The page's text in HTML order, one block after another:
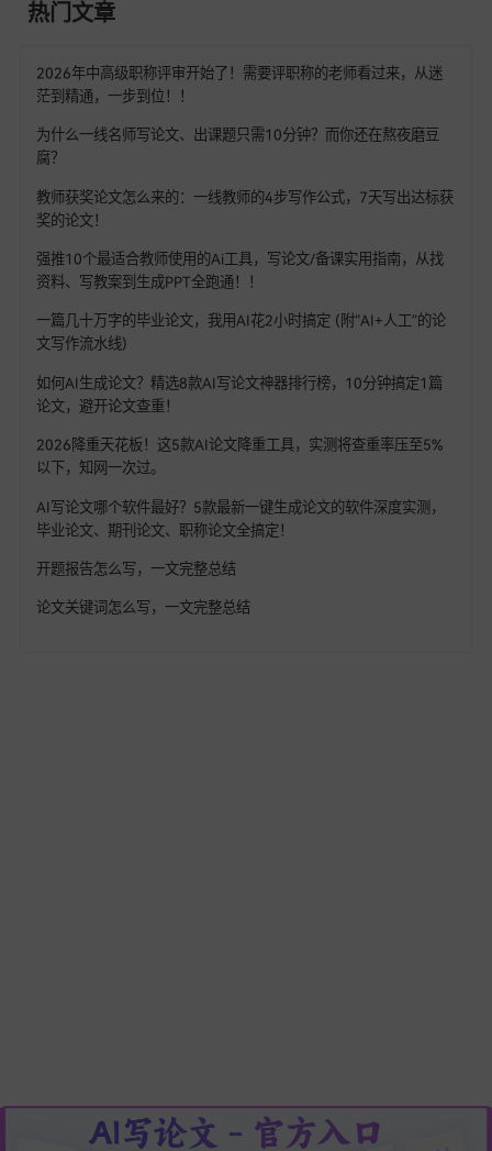
笔AI和68爱写也会不断更新和完善，为用户带来更多的惊喜和
论文写作之旅吧！
茫到精通，一步到位！！
开题报告怎么写，一文完整总结